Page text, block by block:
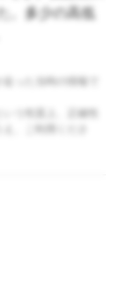
。多少の高低
った当時の情報で
う性質上、正確性
、ご利用くださ